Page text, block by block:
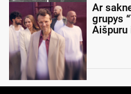
Ar
grupys
Aišpuru